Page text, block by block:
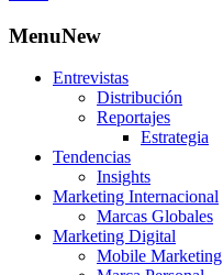
MenuNew
Entrevistas
Distribución
Reportajes
Estrategia
Tendencias
Insights
Marketing Internacional
Marcas Globales
Marketing Digital
Mobile Marketing